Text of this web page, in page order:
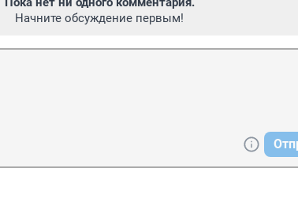
Начните обсуждение первым!